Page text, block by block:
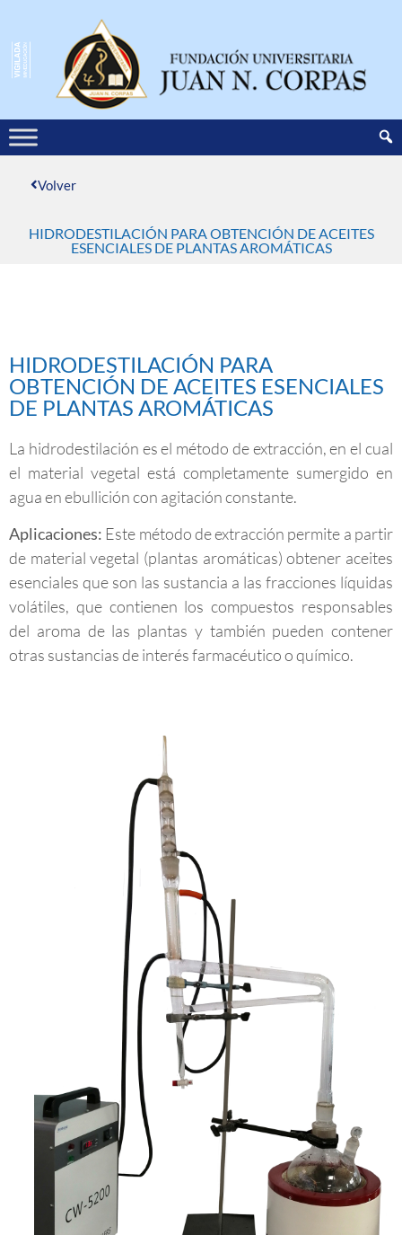
Volver
HIDRODESTILACIÓN PARA OBTENCIÓN DE ACEITES
ESENCIALES DE PLANTAS AROMÁTICAS​
HIDRODESTILACIÓN PARA
OBTENCIÓN DE ACEITES ESENCIALES
DE PLANTAS AROMÁTICAS
La hidrodestilación es el método de extracción, en el cual
el material vegetal está completamente sumergido en
agua en ebullición con agitación constante.
Aplicaciones: Este método de extracción permite a partir
de material vegetal (plantas aromáticas) obtener aceites
esenciales que son las sustancia a las fracciones líquidas
volátiles, que contienen los compuestos responsables
del aroma de las plantas y también pueden contener
otras sustancias de interés farmacéutico o químico.